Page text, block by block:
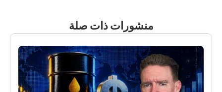
منشورات ذات صلة